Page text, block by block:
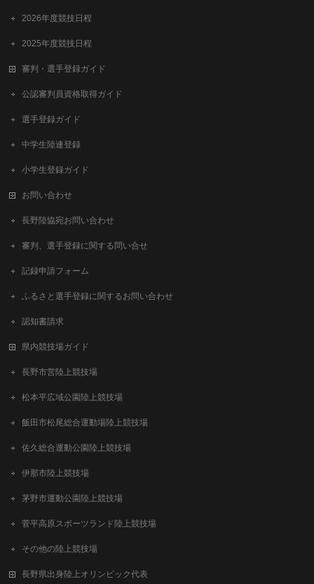
2026年度競技日程
2025年度競技日程
審判・選手登録ガイド
公認審判員資格取得ガイド
選手登録ガイド
中学生陸連登録
小学生登録ガイド
お問い合わせ
長野陸協宛お問い合わせ
審判、選手登録に関する問い合せ
記録申請フォーム
ふるさと選手登録に関するお問い合わせ
認知書請求
県内競技場ガイド
長野市営陸上競技場
松本平広域公園陸上競技場
飯田市松尾総合運動場陸上競技場
佐久総合運動公園陸上競技場
伊那市陸上競技場
茅野市運動公園陸上競技場
菅平高原スポーツランド陸上競技場
その他の陸上競技場
長野県出身陸上オリンピック代表